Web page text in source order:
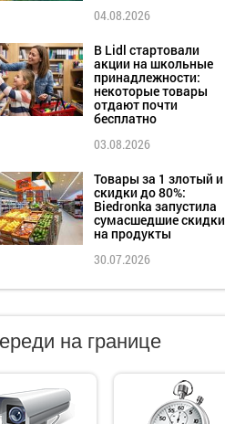
04.08.2026
В Lidl стартовали
акции на школьные
принадлежности:
некоторые товары
отдают почти
бесплатно
03.08.2026
Товары за 1 злотый и
скидки до 80%:
Biedronka запустила
сумасшедшие скидки
на продукты
30.07.2026
на границе